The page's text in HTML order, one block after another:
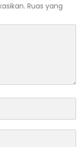
Ruas yang